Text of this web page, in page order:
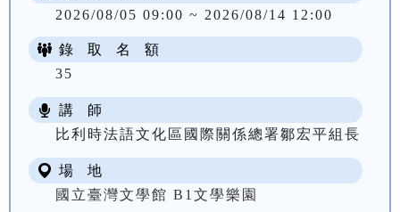
2026/08/05 09:00 ~ 2026/08/14 12:00
錄 取 名 額
35
講 師
比利時法語文化區國際關係總署鄒宏平組長
場 地
國立臺灣文學館 B1文學樂園